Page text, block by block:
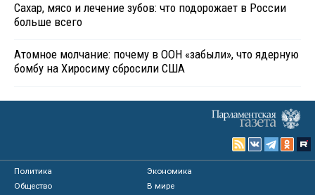
Сахар, мясо и лечение зубов: что подорожает в России
больше всего
Атомное молчание: почему в ООН «забыли», что ядерную
бомбу на Хиросиму сбросили США
Политика
Экономика
Общество
В мире